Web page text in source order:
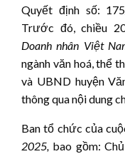
Quyết định số:
Trước đó, chiều
Doanh nhân Việt
ngành văn hoá, thể
và UBND huyện
thông qua nội dung
Ban tổ chức của
2025, bao gồm: